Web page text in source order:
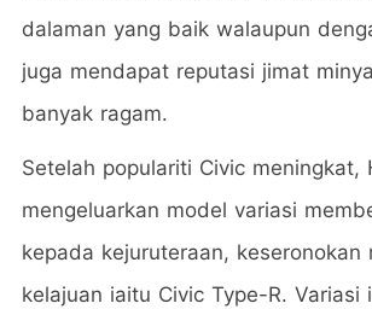
dalaman yang baik walaupun
juga mendapat reputasi jimat
banyak ragam.
Setelah populariti Civic meningkat,
mengeluarkan model variasi
kepada kejuruteraan, keseronokan
kelajuan iaitu Civic Type-R. Variasi